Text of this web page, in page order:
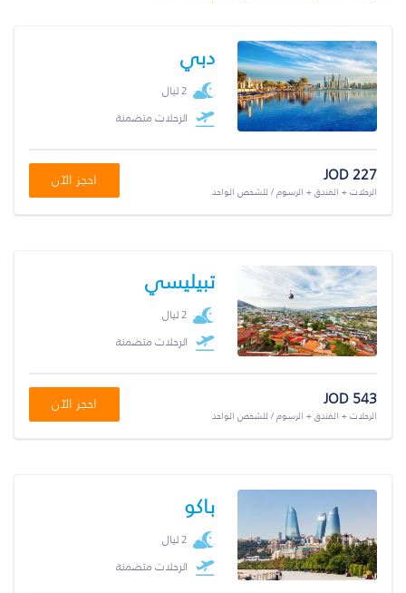
دبي
2 ليال
الرحلات متضمنة
JOD 227
الرحلات + الفندق + الرسوم / للشخص الواحد
احجز الآن
تبيليسي
2 ليال
الرحلات متضمنة
JOD 543
الرحلات + الفندق + الرسوم / للشخص الواحد
احجز الآن
باكو
2 ليال
الرحلات متضمنة